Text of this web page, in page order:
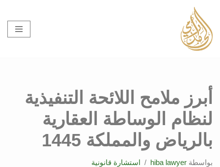
تخطى
إلى
المحتوى
أبرز ملامح اللائحة التنفيذية
لنظام الوساطة العقارية
بالرياض والمملكة 1445
بواسطة hiba lawyer استشارة قانونية